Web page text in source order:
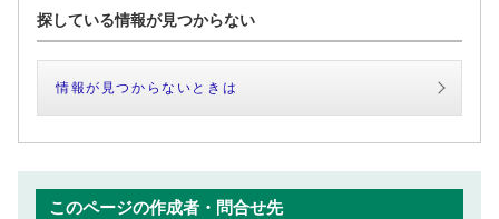
探している情報が見つからない
情報が見つからないときは
このページの作成者・問合せ先